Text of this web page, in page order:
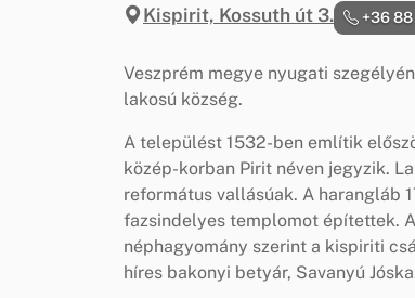
Kispirit, Kossuth út 3. +36
Veszprém megye nyugati
lakosú község.
A települést 1532-ben említik
közép-korban Pirit néven jegyzik.
református vallásúak. A harangláb
fazsindelyes templomot építettek.
néphagyomány szerint a kispiriti
híres bakonyi betyár, Savanyú